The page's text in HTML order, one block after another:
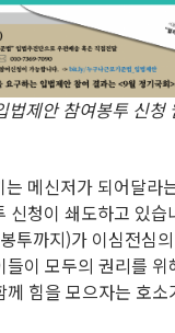
법제안 참여봉투 신청
메신저가 되어달라
신청이 쇄도하고 있습
투까지)가 이심전심
들이 모두의 권리를
께 힘을 모으자는 호